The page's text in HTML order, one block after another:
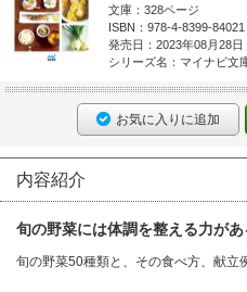
文庫：328ページ
ISBN：978-4-8399-84021
発売日：2023年08月28日
シリーズ名：マイナビ文
お気に入りに追加
内容紹介
旬の野菜には体調を整える力があ
旬の野菜50種類と、その食べ方、献立